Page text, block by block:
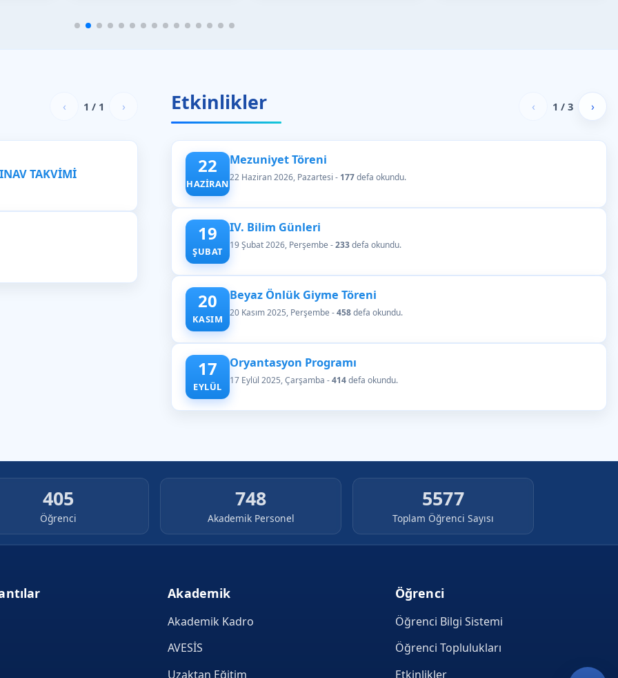
‹ 1 / 1 ›
TAKVİMİ
Etkinlikler ‹ 1 / 3 ›
22
HAZIRAN
Mezuniyet Töreni
22 Haziran 2026, Pazartesi - 177defa okundu.
19
ŞUBAT
IV. Bilim Günleri
19 Şubat 2026, Perşembe -233defa okundu.
20
KASIM
Beyaz Önlük Giyme Töreni
20 Kasım 2025, Perşembe -458defa okundu.
17
EYLÜL
Oryantasyon Programı
17 Eylül 2025, Çarşamba -414defa okundu.
405
Öğrenci
748
Akademik Personel
5577
Toplam Öğrenci Sayısı
Akademik
Akademik Kadro
AVESİS
Uzaktan Eğitim
Öğrenci
Öğrenci Bilgi Sistemi
Öğrenci Toplulukları
Etkinlikler